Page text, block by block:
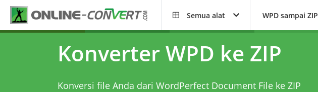
Semua alat WPD sampai ZIP
Konverter WPD ke ZIP
Konversi file Anda dari WordPerfect Document File ke ZIP